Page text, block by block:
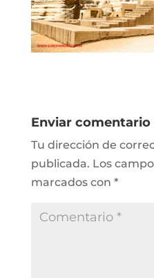
Enviar comentario
Tu dirección de
publicada. Los
marcados con *